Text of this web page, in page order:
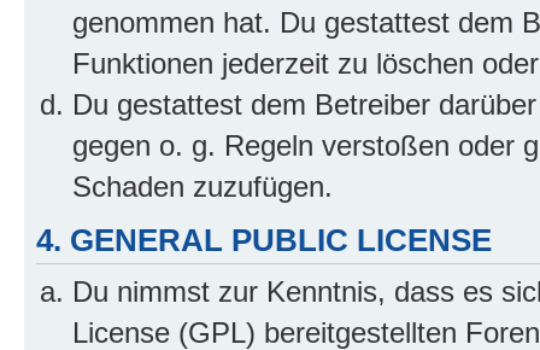
genommen hat. Du gestattest dem
Funktionen jederzeit zu löschen
Du gestattest dem Betreiber
gegen o. g. Regeln verstoßen oder
Schaden zuzufügen.
4. GENERAL PUBLIC LICENSE
Du nimmst zur Kenntnis, dass es
License (GPL) bereitgestellten